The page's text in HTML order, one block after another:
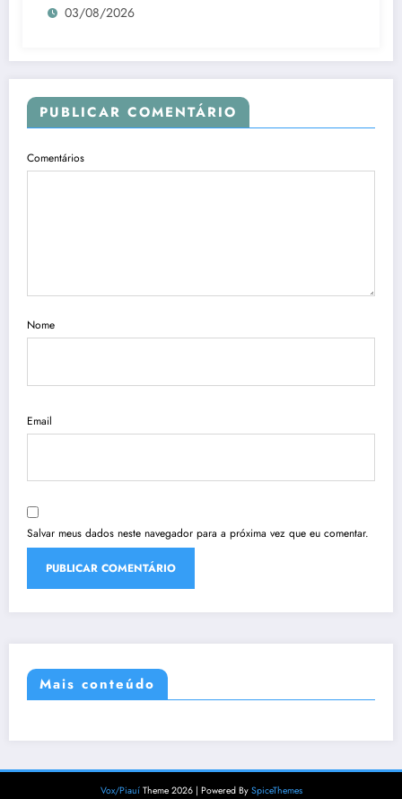
03/08/2026
PUBLICAR COMENTÁRIO
Comentários
Nome
Email
Salvar meus dados neste navegador para a próxima vez que eu comentar.
Mais conteúdo
Vox/Piauí Theme 2026 | Powered By SpiceThemes